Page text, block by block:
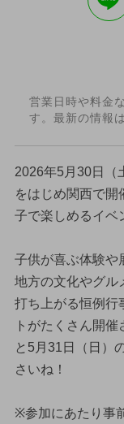
営業日時や料金
す。最新の情報
2026年5月30日（
をはじめ関西で開
子で楽しめるイベ
子供が喜ぶ体験や
地方の文化やグル
打ち上がる恒例行
トがたくさん開
と5月31日（日）
さいね！
※参加にあたり事